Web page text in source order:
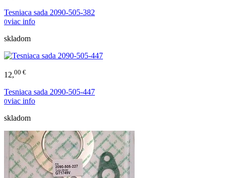
Tesniaca sada 2090-505-382
0viac info
skladom
12,00 €
Tesniaca sada 2090-505-447
0viac info
skladom